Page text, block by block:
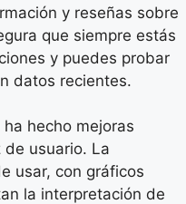
y reseñas sobre
que siempre estás
y puedes probar
datos recientes.
hecho mejoras
usuario. La
usar, con gráficos
la interpretación de